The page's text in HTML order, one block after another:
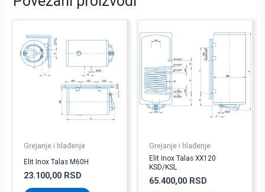
Grejanje i hlađenje
Elit Inox Talas M60H
23.100,00 RSD
Grejanje i hlađenje
Elit Inox Talas XX120
KSD/KSL
65.400,00 RSD